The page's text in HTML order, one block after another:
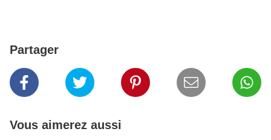
Partager
Vous aimerez aussi